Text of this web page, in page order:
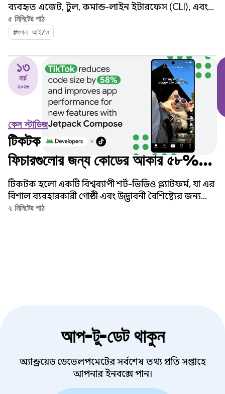
ব্যবহৃত এজেন্ট, টুল, কমান্ড-লাইন ইন্টারফেস (CLI), এবং
LLM-এর ক্ষেত্রে আপনার কাছে অনেক বিকল্প রয়েছে।
৫ মিনিটের পাঠ
#গুগল আই/ও
১৩
মার্চ
২০২৬
কেস স্টাডিজ
টিকটক জেটপ্যাক কম্পোজের মাধ্যমে নতুন
ফিচারগুলোর জন্য কোডের আকার ৫৮%
কমিয়েছে এবং অ্যাপের পারফরম্যান্স উন্নত
করেছে।
টিকটক হলো একটি বিশ্বব্যাপী শর্ট-ভিডিও প্ল্যাটফর্ম, যা এর
বিশাল ব্যবহারকারী গোষ্ঠী এবং উদ্ভাবনী বৈশিষ্ট্যের জন্য
পরিচিত।
২ মিনিটের পাঠ
আপ-টু-ডেট থাকুন
অ্যান্ড্রয়েড ডেভেলপমেন্টের সর্বশেষ তথ্য প্রতি সপ্তাহে
আপনার ইনবক্সে পান।